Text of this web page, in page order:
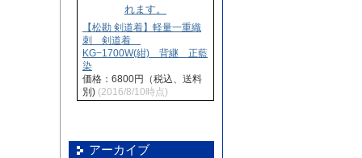
【松勘 剣道着】軽量一重織
刺 剣道着
KG−1700W(紺) 背継 正藍
染
価格：6800円（税込、送料
別) (2016/8/10時点)
アーカイブ